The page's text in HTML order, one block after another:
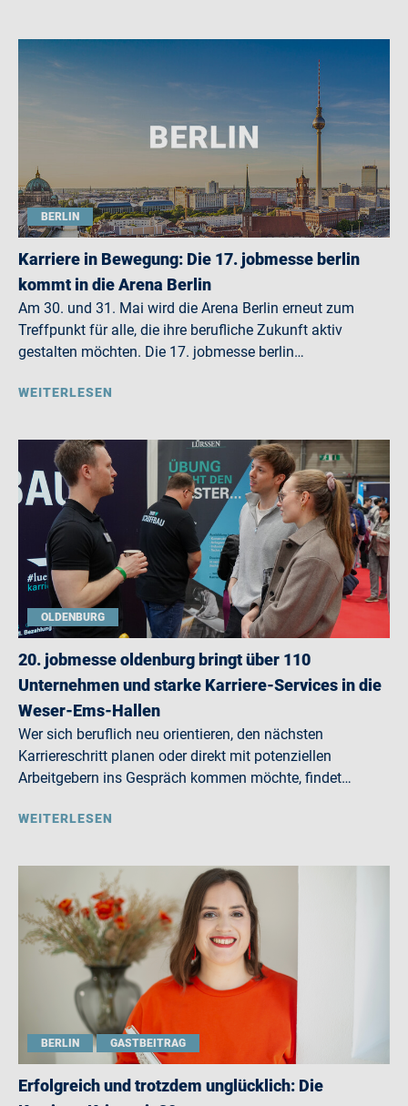
BERLIN
Karriere in Bewegung: Die 17. jobmesse berlin
kommt in die Arena Berlin
Am 30. und 31. Mai wird die Arena Berlin erneut zum
Treffpunkt für alle, die ihre berufliche Zukunft aktiv
gestalten möchten. Die 17. jobmesse berlin…
WEITERLESEN
OLDENBURG
20. jobmesse oldenburg bringt über 110
Unternehmen und starke Karriere-Services in die
Weser-Ems-Hallen
Wer sich beruflich neu orientieren, den nächsten
Karriereschritt planen oder direkt mit potenziellen
Arbeitgebern ins Gespräch kommen möchte, findet…
WEITERLESEN
BERLIN GASTBEITRAG
Erfolgreich und trotzdem unglücklich: Die